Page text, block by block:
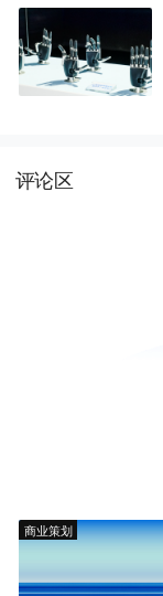
评论区
商业策划